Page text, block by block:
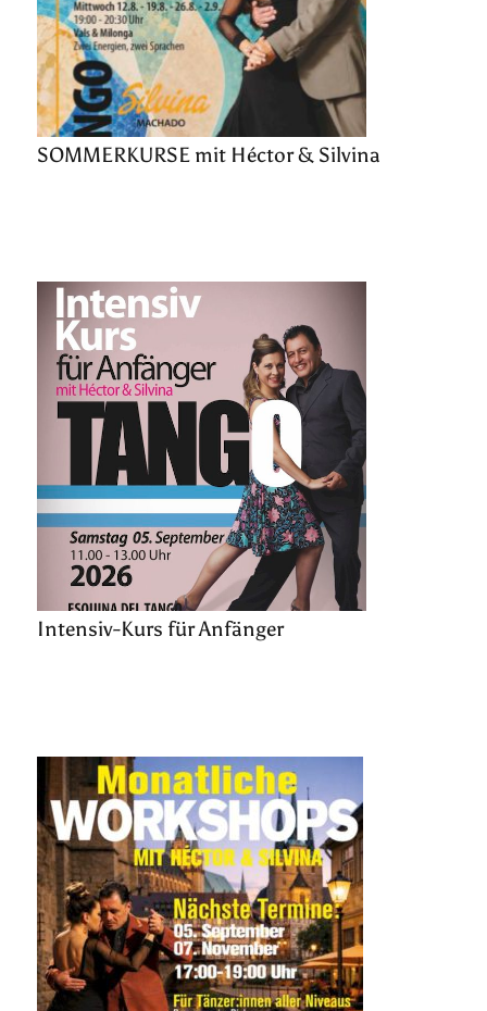
SOMMERKURSE mit Héctor & Silvina
Intensiv-Kurs für Anfänger